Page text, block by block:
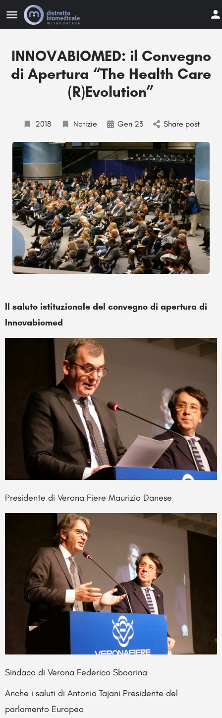
INNOVABIOMED: il Convegno
di Apertura “The Health Care
(R)Evolution”
2018 Notizie Gen 23 Share post
Il saluto istituzionale del convegno di apertura di
Innovabiomed
Presidente di Verona Fiere Maurizio Danese
Sindaco di Verona Federico Sboarina
Anche i saluti di Antonio Tajani Presidente del
parlamento Europeo